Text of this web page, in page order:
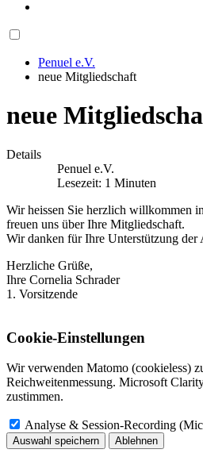
Penuel e.V.
neue Mitgliedschaft
neue
Details
Penuel e.V.
Lesezeit: 1 Minuten
Wir heissen Sie herzlich willkommen
freuen uns über Ihre Mitgliedschaft.
Wir danken für Ihre Unterstützung der
Herzliche Grüße,
Ihre Cornelia Schrader
1. Vorsitzende
Cookie-Einstellungen
Wir verwenden Matomo (cookieless)
Reichweitenmessung. Microsoft
zustimmen.
Analyse & Session-Recording
Auswahl speichern Ablehnen